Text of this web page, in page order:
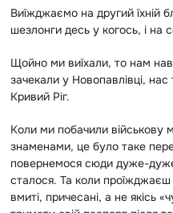
Виїжджаємо на другий їхній
шезлонги десь у когось, і на
Щойно ми виїхали, то нам
зачекали у Новопавлівці,
Кривий Ріг.
Коли ми побачили військову
знаменами, це було таке
повернемося сюди дуже-
сталося. Та коли проїжджаєш
вмиті, причесані, а не якісь